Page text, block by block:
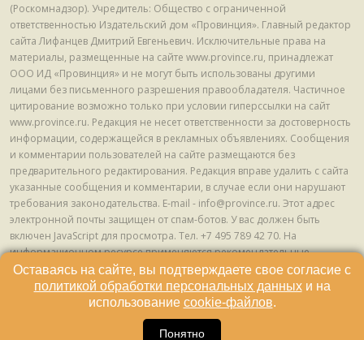
(Роскомнадзор). Учредитель: Общество с ограниченной
ответственностью Издательский дом «Провинция». Главный редактор
сайта Лифанцев Дмитрий Евгеньевич. Исключительные права на
материалы, размещенные на сайте www.province.ru, принадлежат
ООО ИД «Провинция» и не могут быть использованы другими
лицами без письменного разрешения правообладателя. Частичное
цитирование возможно только при условии гиперссылки на сайт
www.province.ru. Редакция не несет ответственности за достоверность
информации, содержащейся в рекламных объявлениях. Сообщения
и комментарии пользователей на сайте размещаются без
предварительного редактирования. Редакция вправе удалить с сайта
указанные сообщения и комментарии, в случае если они нарушают
требования законодательства. E-mail - info@province.ru. Этот адрес
электронной почты защищен от спам-ботов. У вас должен быть
включен JavaScript для просмотра. Tел. +7 495 789 42 70. На
информационном ресурсе применяются рекомендательные
технологии (информационные технологии предоставления
информации на основе сбора, систематизации и анализа сведений,
относящихся к предпочтениям пользователей сети "Интернет",
находящихся на территории Российской Федерации) © ООО ИД
Оставаясь на сайте, вы подтверждаете свое согласие с
политикой обработки персональных данныхи на
использование cookie-файлов.
Понятно